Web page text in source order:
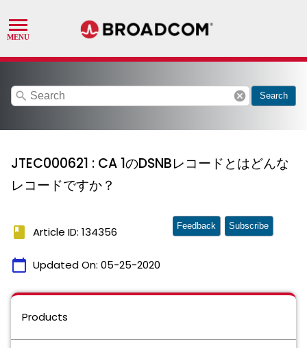
search cancel Search
JTEC000621 : CA 1のDSNBレコードとはどんな
レコードですか？
book Article ID: 134356
calendar_today Updated On: 05-25-2020
Feedback Subscribe
Products